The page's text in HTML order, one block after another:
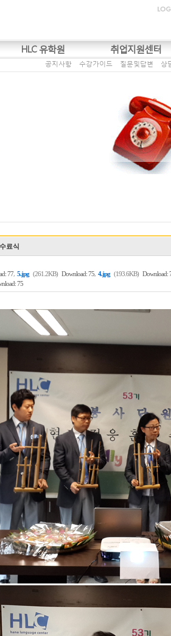
HLC 유학원 취업지원센터
공지사항 수강가이드 질문및답변 상
료식
77, 5.jpg (261.2KB) Download: 75, 4.jpg (193.6KB) Download:
75